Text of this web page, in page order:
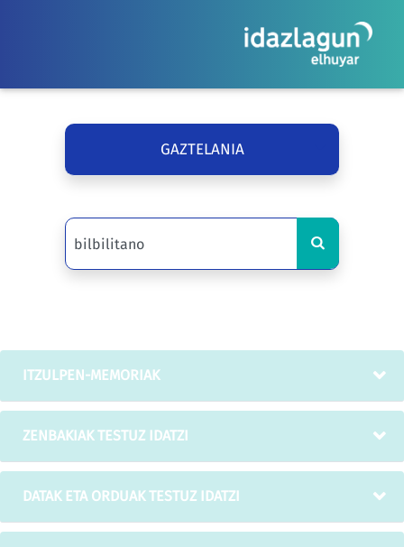
GAZTELANIA
ITZULPEN-MEMORIAK
ZENBAKIAK TESTUZ IDATZI
DATAK ETA ORDUAK TESTUZ IDATZI